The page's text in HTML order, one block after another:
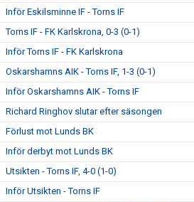
Inför Eskilsminne IF - Torns IF
Torns IF - FK Karlskrona, 0-3 (0-1)
Inför Torns IF - FK Karlskrona
Oskarshamns AIK - Torns IF, 1-3 (0-1)
Inför Oskarshamns AIK - Torns IF
Richard Ringhov slutar efter säsongen
Förlust mot Lunds BK
Inför derbyt mot Lunds BK
Utsikten - Torns IF, 4-0 (1-0)
Inför Utsikten - Torns IF